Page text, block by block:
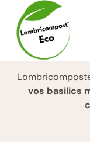
contenu
vos basilics